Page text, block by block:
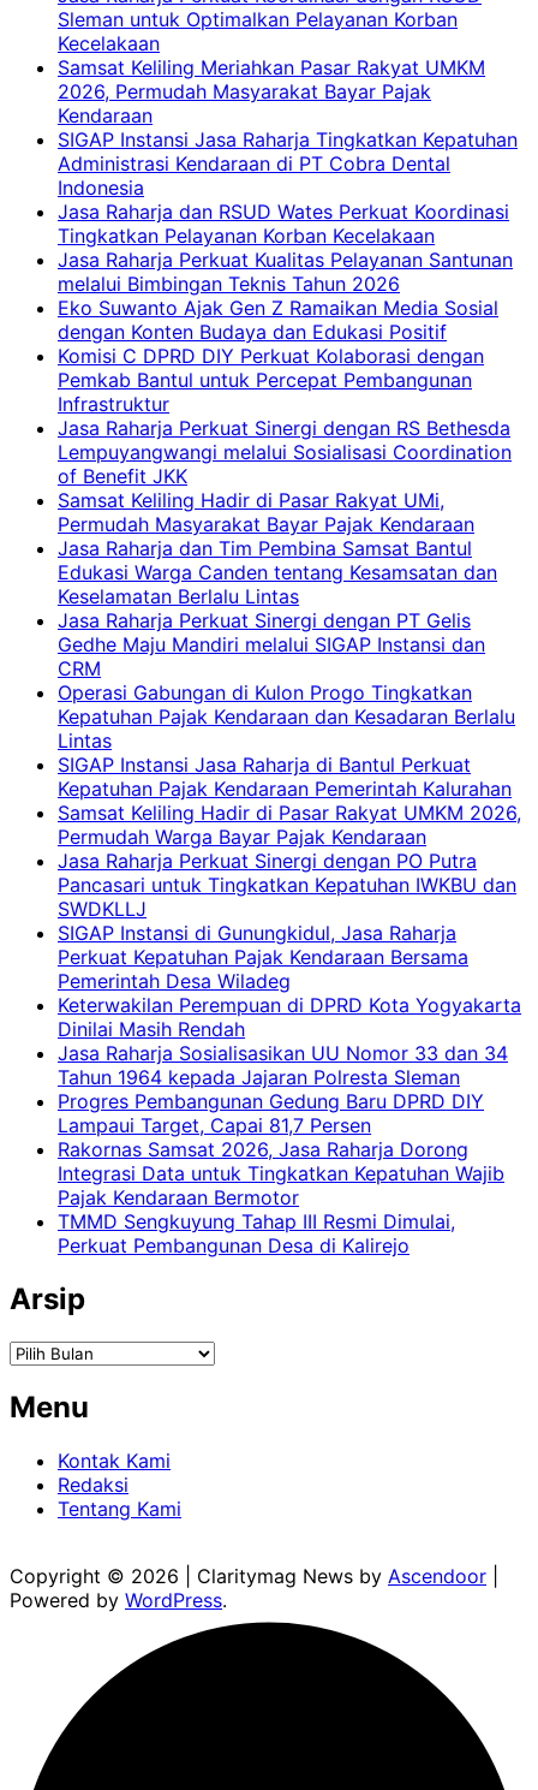
Sleman untuk Optimalkan Pelayanan Korban
Kecelakaan
Samsat Keliling Meriahkan Pasar Rakyat UMKM
2026, Permudah Masyarakat Bayar Pajak
Kendaraan
SIGAP Instansi Jasa Raharja Tingkatkan Kepatuhan
Administrasi Kendaraan di PT Cobra Dental
Indonesia
Jasa Raharja dan RSUD Wates Perkuat Koordinasi
Tingkatkan Pelayanan Korban Kecelakaan
Jasa Raharja Perkuat Kualitas Pelayanan Santunan
melalui Bimbingan Teknis Tahun 2026
Eko Suwanto Ajak Gen Z Ramaikan Media Sosial
dengan Konten Budaya dan Edukasi Positif
Komisi C DPRD DIY Perkuat Kolaborasi dengan
Pemkab Bantul untuk Percepat Pembangunan
Infrastruktur
Jasa Raharja Perkuat Sinergi dengan RS Bethesda
Lempuyangwangi melalui Sosialisasi Coordination
of Benefit JKK
Samsat Keliling Hadir di Pasar Rakyat UMi,
Permudah Masyarakat Bayar Pajak Kendaraan
Jasa Raharja dan Tim Pembina Samsat Bantul
Edukasi Warga Canden tentang Kesamsatan dan
Keselamatan Berlalu Lintas
Jasa Raharja Perkuat Sinergi dengan PT Gelis
Gedhe Maju Mandiri melalui SIGAP Instansi dan
CRM
Operasi Gabungan di Kulon Progo Tingkatkan
Kepatuhan Pajak Kendaraan dan Kesadaran Berlalu
Lintas
SIGAP Instansi Jasa Raharja di Bantul Perkuat
Kepatuhan Pajak Kendaraan Pemerintah Kalurahan
Samsat Keliling Hadir di Pasar Rakyat UMKM 2026,
Permudah Warga Bayar Pajak Kendaraan
Jasa Raharja Perkuat Sinergi dengan PO Putra
Pancasari untuk Tingkatkan Kepatuhan IWKBU dan
SWDKLLJ
SIGAP Instansi di Gunungkidul, Jasa Raharja
Perkuat Kepatuhan Pajak Kendaraan Bersama
Pemerintah Desa Wiladeg
Keterwakilan Perempuan di DPRD Kota Yogyakarta
Dinilai Masih Rendah
Jasa Raharja Sosialisasikan UU Nomor 33 dan 34
Tahun 1964 kepada Jajaran Polresta Sleman
Progres Pembangunan Gedung Baru DPRD DIY
Lampaui Target, Capai 81,7 Persen
Rakornas Samsat 2026, Jasa Raharja Dorong
Integrasi Data untuk Tingkatkan Kepatuhan Wajib
Pajak Kendaraan Bermotor
TMMD Sengkuyung Tahap III Resmi Dimulai,
Perkuat Pembangunan Desa di Kalirejo
Arsip
Arsip
Menu
Kontak Kami
Redaksi
Tentang Kami
Copyright © 2026 | Claritymag News by Ascendoor
Powered by WordPress.